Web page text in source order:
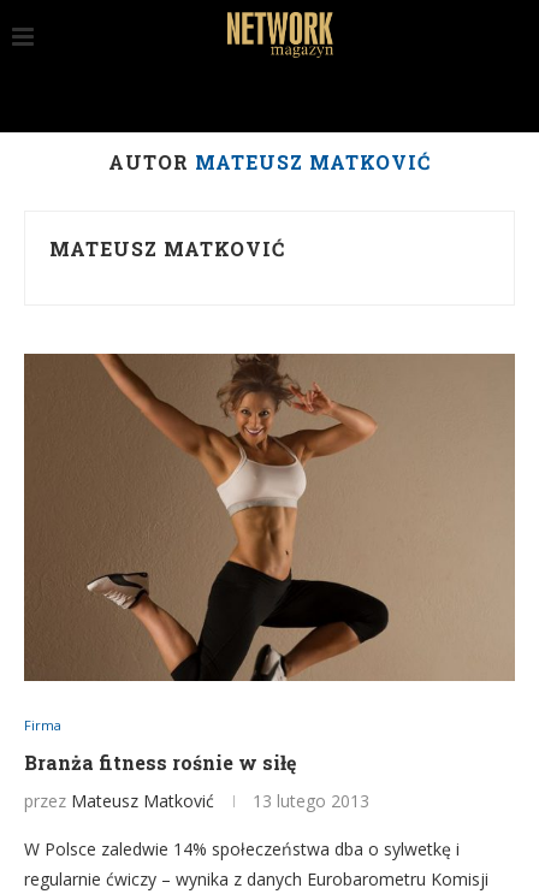
AUTOR MATEUSZ MATKOVIĆ
MATEUSZ MATKOVIĆ
Firma
Branża fitness rośnie w siłę
przez Mateusz Matković 13 lutego 2013
W Polsce zaledwie 14% społeczeństwa dba o sylwetkę i
regularnie ćwiczy – wynika z danych Eurobarometru Komisji